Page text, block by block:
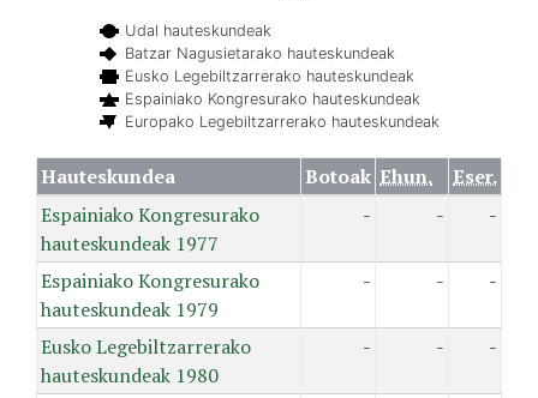
Udal hauteskundeak
Batzar Nagusietarako hauteskundeak
Eusko Legebiltzarrerako hauteskundeak
Espainiako Kongresurako hauteskundeak
Europako Legebiltzarrerako hauteskundeak
Hauteskundea Botoak Ehun.
Eser.
Espainiako Kongresurako
hauteskundeak 1977
- - -
Espainiako Kongresurako
hauteskundeak 1979
- - -
Eusko Legebiltzarrerako
hauteskundeak 1980
- - -